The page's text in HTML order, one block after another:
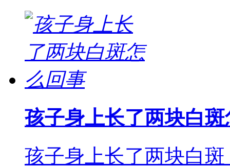
孩子身上长了两块白
孩子身上长了两块白